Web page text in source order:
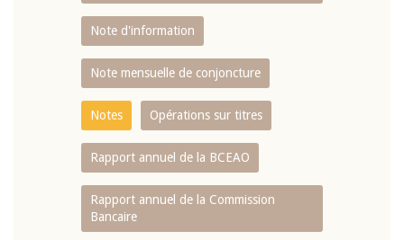
Note d'information
Note mensuelle de conjoncture
Notes Opérations sur titres
Rapport annuel de la BCEAO
Rapport annuel de la Commission
Bancaire